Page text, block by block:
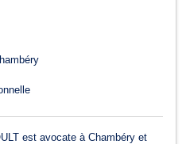
est avocate à Chambéry et